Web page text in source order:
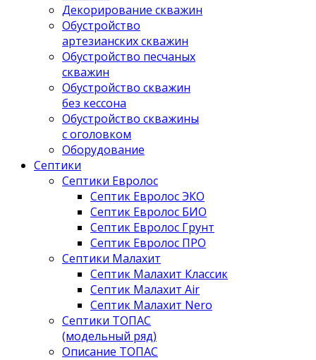
Декорирование скважин
Обустройство
артезианских скважин
Обустройство песчаных
скважин
Обустройство скважин
без кессона
Обустройство скважины
с оголовком
Оборудование
Септики
Септики Евролос
Септик Евролос ЭКО
Септик Евролос БИО
Септик Евролос Грунт
Септик Евролос ПРО
Септики Малахит
Септик Малахит Классик
Септик Малахит Air
Септик Малахит Nero
Септики ТОПАС
(модельный ряд)
Описание ТОПАС